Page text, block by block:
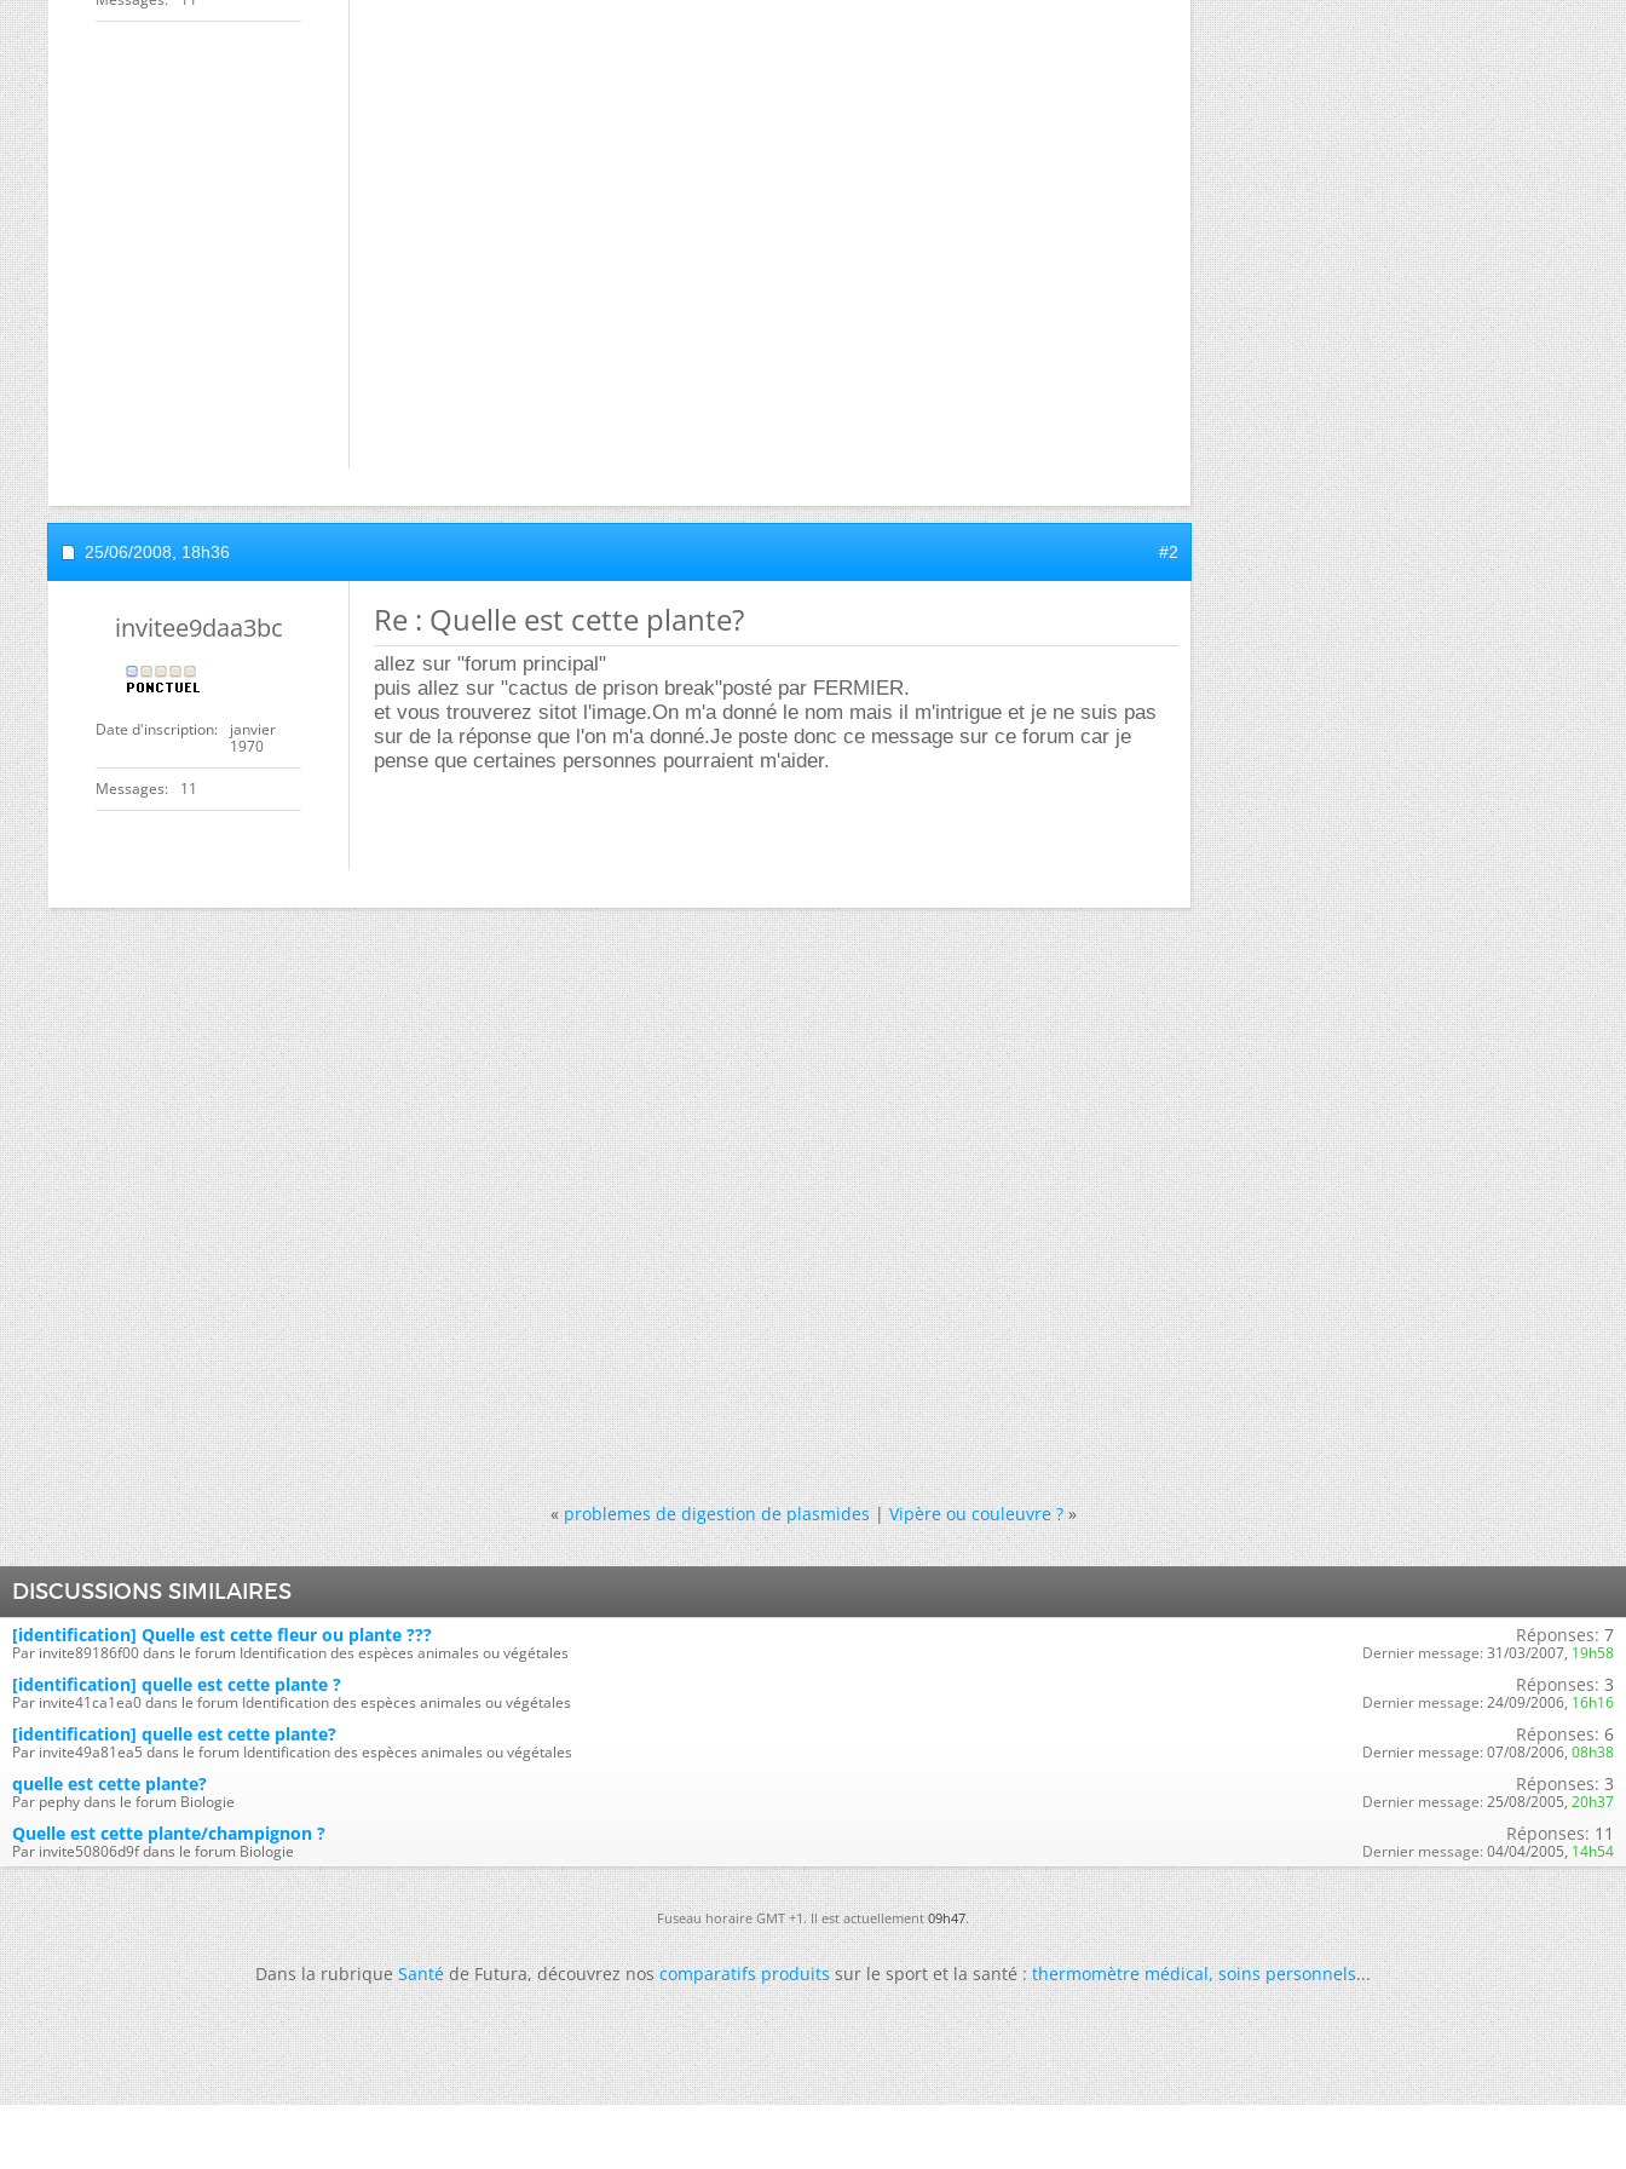
25/06/2008, 18h36 #2
invitee9daa3bc
Date d'inscription
janvier
1970
Messages 11
Re : Quelle est cette plante?
allez sur "forum principal"
puis allez sur "cactus de prison break"posté par FERMIER.
et vous trouverez sitot l'image.On m'a donné le nom mais il m'intrigue et je ne suis pas
sur de la réponse que l'on m'a donné.Je poste donc ce message sur ce forum car je
pense que certaines personnes pourraient m'aider.
« problemes de digestion de plasmides|Vipère ou couleuvre ? »
DISCUSSIONS SIMILAIRES
[identification] Quelle est cette fleur ou plante ???
Par invite89186f00 dans le forum Identification des espèces animales ou végétales
Réponses: 7
Dernier message: 31/03/2007, 19h58
[identification] quelle est cette plante ?
Par invite41ca1ea0 dans le forum Identification des espèces animales ou végétales
Réponses: 3
Dernier message: 24/09/2006, 16h16
[identification] quelle est cette plante?
Par invite49a81ea5 dans le forum Identification des espèces animales ou végétales
Réponses: 6
Dernier message: 07/08/2006, 08h38
quelle est cette plante?
Par pephy dans le forum Biologie
Réponses: 3
Dernier message: 25/08/2005, 20h37
Quelle est cette plante/champignon ?
Par invite50806d9f dans le forum Biologie
Réponses: 11
Dernier message: 04/04/2005, 14h54
Fuseau horaire GMT +1. Il est actuellement09h47.
Dans la rubriqueSantéde Futura, découvrez noscomparatifs produitssur le sport et la santé :thermomètre médical,soins personnels...